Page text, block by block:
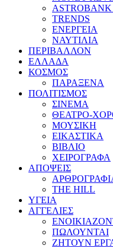
ASTROBANK
TRENDS
ΕΝΕΡΓΕΙΑ
ΝΑΥΤΙΛΙΑ
ΠΕΡΙΒΑΛΛΟΝ
ΕΛΛΑΔΑ
ΚΟΣΜΟΣ
ΠΑΡΑΞΕΝΑ
ΠΟΛΙΤΙΣΜΟΣ
ΣΙΝΕΜΑ
ΘΕΑΤΡΟ-
ΜΟΥΣΙΚΗ
ΕΙΚΑΣΤΙΚΑ
ΒΙΒΛΙΟ
ΧΕΙΡΟΓΡΑΦΑ
ΑΠΟΨΕΙΣ
THE HILL
ΥΓΕΙΑ
ΑΓΓΕΛΙΕΣ
ΠΩΛΟΥΝΤΑΙ
ΖΗΤΟΥΝ